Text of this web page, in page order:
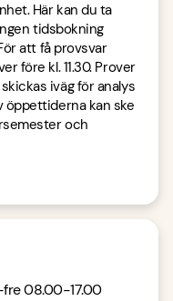
Här kan du ta
tidsbokning
att få provsvar
före kl. 11.30. Prover
iväg för analys
öppettiderna kan ske
och
08.00-17.00